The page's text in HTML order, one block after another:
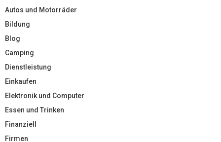
Autos und Motorräder
Bildung
Blog
Camping
Dienstleistung
Einkaufen
Elektronik und Computer
Essen und Trinken
Finanziell
Firmen